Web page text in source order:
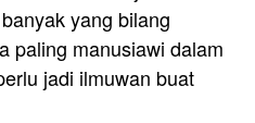
yang bilang
paling manusiawi dalam
jadi ilmuwan buat